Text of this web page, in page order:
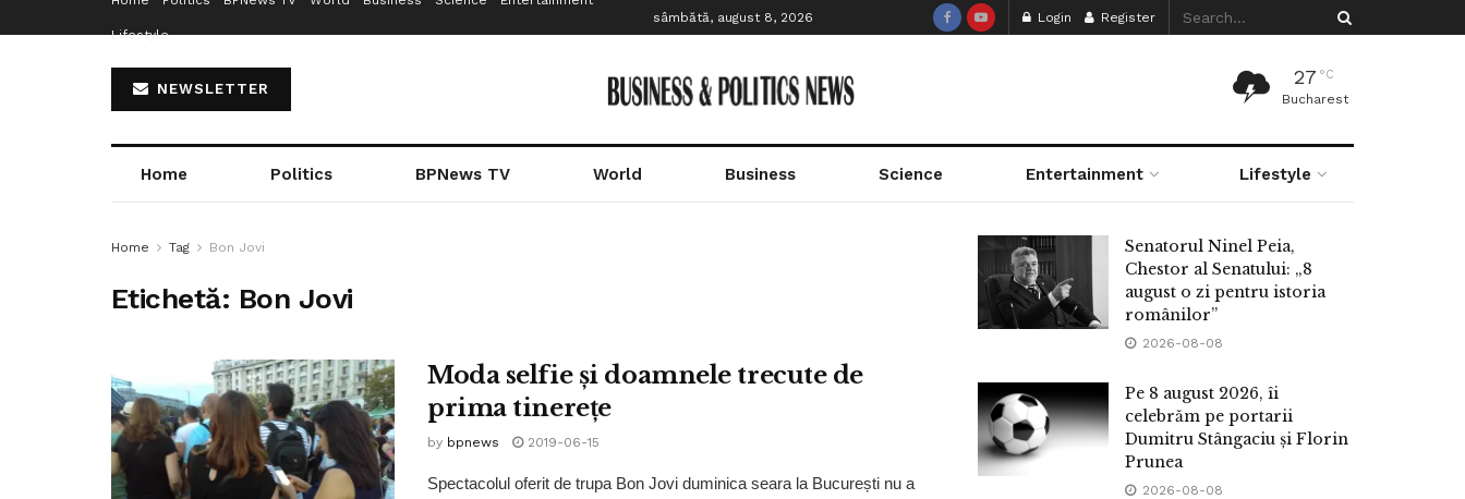
Lifestyle
sâmbătă, august 8, 2026 Login Register
NEWSLETTER
27 °C
Bucharest
Home Politics BPNews TV World Business Science Entertainment Lifestyle
Home Tag Bon Jovi
Etichetă: Bon Jovi
Moda selfie și doamnele trecute de
prima tinerețe
by bpnews 2019-06-15
Spectacolul oferit de trupa Bon Jovi duminica seara la București nu a
Senatorul Ninel Peia,
Chestor al Senatului: „8
august o zi pentru istoria
românilor”
2026-08-08
Pe 8 august 2026, îi
celebrăm pe portarii
Dumitru Stângaciu și Florin
Prunea
2026-08-08